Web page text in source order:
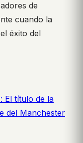
de
cuando la
éxito del
El título de la
del Manchester